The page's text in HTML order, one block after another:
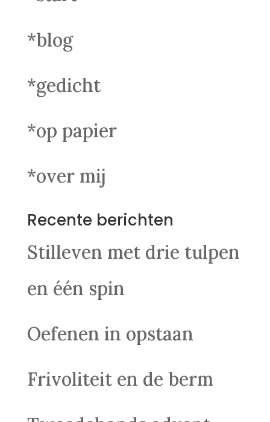
*blog
*gedicht
*op papier
*over mij
Recente berichten
Stilleven met drie tulpen
en één spin
Oefenen in opstaan
Frivoliteit en de berm